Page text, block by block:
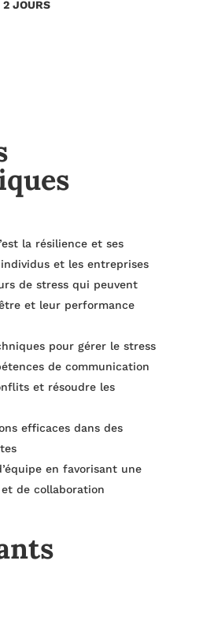
2 JOURS
la résilience et ses
et les entreprises
de stress qui peuvent
et leur performance
pour gérer le stress
de communication
et résoudre les
efficaces dans des
en favorisant une
de collaboration